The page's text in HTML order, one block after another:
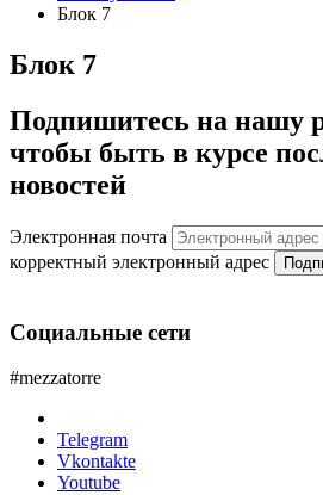
Блок 7
Блок 7
Подпишитесь на нашу
чтобы быть в курсе
новостей
Электронная почта
корректный электронный адрес
Социальные сети
#mezzatorre
Telegram
Vkontakte
Youtube